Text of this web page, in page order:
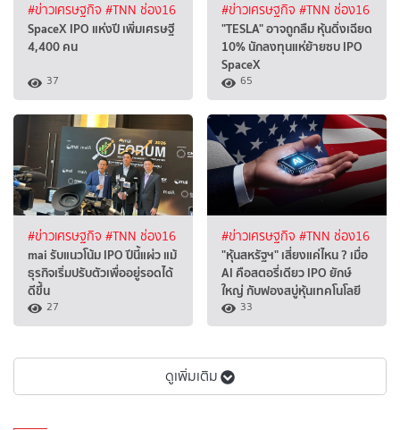
#ข่าวเศรษฐกิจ #TNN ช่อง16
SpaceX IPO แห่งปี เพิ่มเศรษฐี
4,400 คน
37
#ข่าวเศรษฐกิจ #TNN ช่อง16
"TESLA" อาจถูกลืม หุ้นดิ่งเฉียด
10% นักลงทุนแห่ย้ายซบ IPO
SpaceX
65
#ข่าวเศรษฐกิจ #TNN ช่อง16
mai รับแนวโน้ม IPO ปีนี้แผ่ว แม้
ธุรกิจเริ่มปรับตัวเพื่ออยู่รอดได้
ดีขึ้น
27
#ข่าวเศรษฐกิจ #TNN ช่อง16
"หุ้นสหรัฐฯ" เสี่ยงแค่ไหน ? เมื่อ
AI คือสตอรี่เดียว IPO ยักษ์
ใหญ่ กับฟองสบู่หุ้นเทคโนโลยี
33
ดูเพิ่มเติม